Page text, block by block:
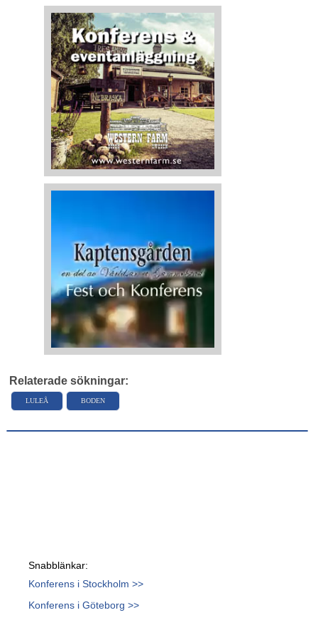
Relaterade sökningar:
LULEÅ BODEN
Snabblänkar:
Konferens i Stockholm >>
Konferens i Göteborg >>